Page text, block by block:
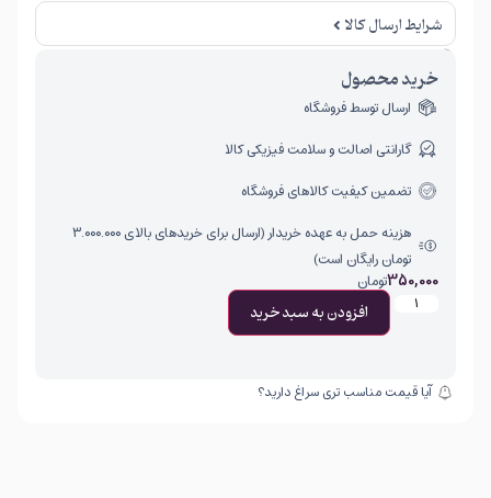
شرایط ارسال کالا
خرید محصول
ارسال توسط فروشگاه
گارانتی اصالت و سلامت فیزیکی کالا
تضمین کیفیت کالاهای فروشگاه
هزینه حمل به عهده خریدار (ارسال برای خریدهای بالای ۳.۰۰۰.۰۰۰
تومان رایگان است)
350,000تومان
افزودن به سبد خرید
آیا قیمت مناسب تری سراغ دارید؟